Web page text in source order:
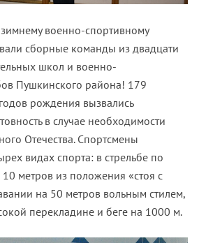
военно-спортивному
сборные команды из двадцати
школ и военно-
Пушкинского района! 179
рождения вызвались
в случае необходимости
Отечества. Спортсмены
видах спорта: в стрельбе по
метров из положения «стоя с
на 50 метров вольным стилем,
перекладине и беге на 1000 м.